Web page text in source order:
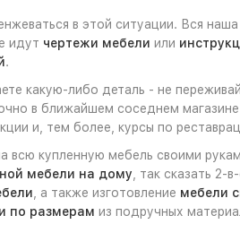
в этой ситуации. Вся
идут чертежи мебели или
.
какую-либо деталь - не
в ближайшем соседнем
и, тем более, курсы по
всю купленную мебель своими
мебели на дому , так сказать
, а также изготовление мебели
по размерам из подручных